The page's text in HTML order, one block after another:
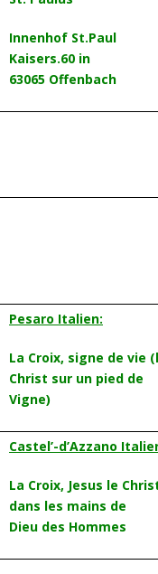
Innenhof St.Paul
Kaisers.60 in
63065 Offenbach
Pesaro Italien:
La Croix, signe de vie
Christ sur un pied de
Vigne)
Castel’-d’Azzano
La Croix, Jesus le
dans les mains de
Dieu des Hommes